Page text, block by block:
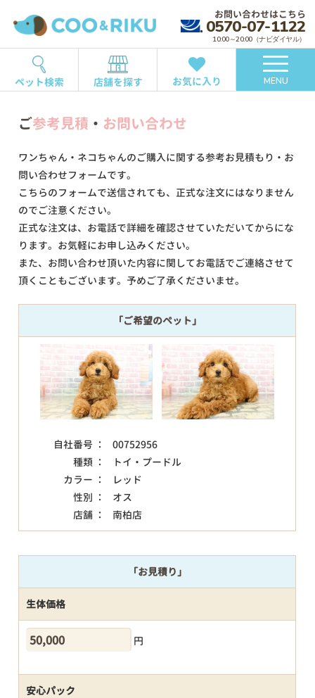
お問い合わせはこちら
0570-07-1122
10:00～20:00（ナビダイヤル）
ペット検索 店舗を探す お気に入り MENU
ご参考見積 ・ お問い合わせ
ワンちゃん・ネコちゃんのご購入に関する参考お見積もり・お
問い合わせフォームです。
こちらのフォームで送信されても、正式な注文にはなりません
のでご注意ください。
正式な注文は、お電話で詳細を確認させていただいてからにな
ります。お気軽にお申し込みください。
また、お問い合わせ頂いた内容に関してお電話でご連絡させて
頂くこともございます。予めご了承くださいませ。
「ご希望のペット」
自社番号 ：
00752956
種類 ：
トイ・プードル
カラー ：
レッド
性別 ：
オス
店舗 ：
南柏店
「お見積り」
生体価格
円
安心パック